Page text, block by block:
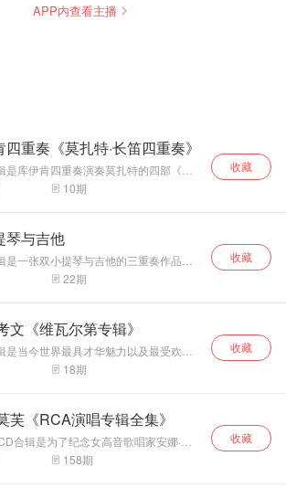
非常独特的版本，
非常清晰，把夜曲
内在复调线条清晰
地剥离出来，而不
是一味朦胧的浪漫
处理上，自由速度
（rubato）克制而
有灵气，不会过度
拖沓煽情；部分曲
目速度比常见版本
促，重在音乐气韵
流动。
跃在世界各地舞
台，广受乐迷喜
爱。玛莎·阿格里奇
流畅的音乐风格和
华丽的音色折服无
数乐迷。两位乐坛
曲》。两位大师的
精妙配合，让音乐
笛声更加飘逸高
贵。1975年是高威
APP内查看主播
四重奏《莫扎特·长笛四重奏》
是库伊肯四重奏演奏莫扎特的四部《长
》，1982年的录音。库伊肯四重奏是一
乐器的四重奏团，由Barthold Kuijken吹
尼·格兰奇诺小提琴、Lucy van Dael演
年伦敦制的塞缪尔·汤普森中提琴、
Kuijken演奏一把1570年制的安德烈亚·
提琴。他们不但使用古乐器，而且追寻
习惯去演奏莫扎特的作品，力求还原作
是他为长笛和弦乐三重奏所做，长笛在
中提琴和大提琴的衬托下显得十分活泼
据说莫扎特曾经很讨厌长笛这件乐器，
笛作品也是受人委托所做，可丝毫没能
10期
收藏
琴与吉他
是一张双小提琴与吉他的三重奏作品
了泰勒曼、罗森慕勒、科莱里、哈塞、
、迪亚贝里等六位著名作曲家的三重奏
乐厅录音，声音效果还不错。三位演奏
算出名，但演奏技巧很高超，配合非常
22期
收藏
文《维瓦尔第专辑》
是当今世界最具才华魅力以及最受欢迎
他演奏家蒂博·考文与朱利安·马斯蒙代特
黎室内乐团合作，演奏维瓦尔第作品的
、《小提琴协奏曲》、《双曼陀铃协奏
三重奏鸣曲》。 法国著名古典吉他
博·考文出生于一个音乐世家，6岁开始
吉他。在波尔多和巴黎音乐学院毕业
始在国际比赛中崭露头角，20岁时已获
18期
收藏
芙《RCA演唱专辑全集》
合辑是为了纪念女高音歌唱家安娜·莫
周年而特别发行的限量版本，收录了她
年间在RCA唱片公司演唱录音，其中
158期
收藏